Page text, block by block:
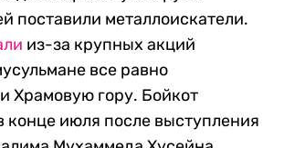
поставили металлоискатели.
из-за крупных акций
все равно
Храмовую гору. Бойкот
конце июля после выступления